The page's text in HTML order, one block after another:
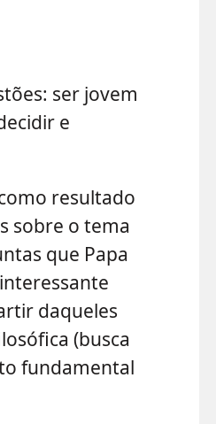
ser jovem
e
resultado
sobre o tema
que Papa
daqueles
(busca
fundamental